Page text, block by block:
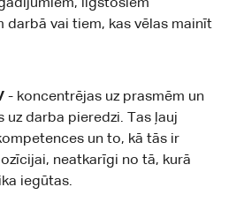
ilgstošiem
darbā vai tiem, kas vēlas mainīt
- koncentrējas uz prasmēm un
uz darba pieredzi. Tas ļauj
un to, kā tās ir
neatkarīgi no tā, kurā
iegūtas.